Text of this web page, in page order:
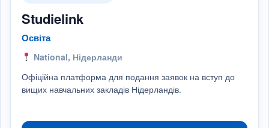
Studielink
Освіта
National, Нідерланди
Офіційна платформа для подання заявок на вступ до
вищих навчальних закладів Нідерландів.